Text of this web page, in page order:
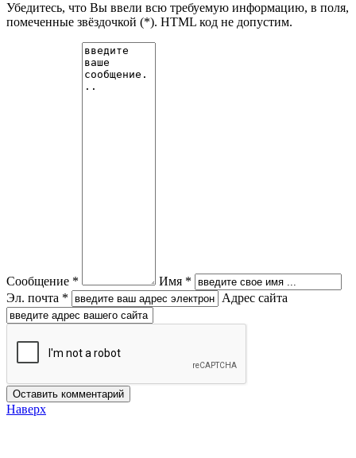
Убедитесь, что Вы ввели всю требуемую информацию, в поля,
помеченные звёздочкой (*). HTML код не допустим.
Сообщение *
Имя *
Эл. почта *
Адрес сайта
Наверх